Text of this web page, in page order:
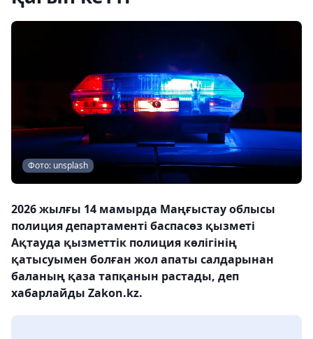
Фото: unsplash
2026 жылғы 14 мамырда Маңғыстау облысы
полиция департаменті баспасөз қызметі
Ақтауда қызметтік полиция көлігінің
қатысуымен болған жол апаты салдарынан
баланың қаза тапқанын растады, деп
хабарлайды Zakon.kz.